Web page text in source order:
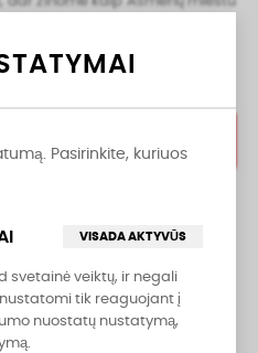
Dalintis
Pasirinkite, kuriuos
VISADA AKTYVŪS
svetainė veiktų, ir negali
tik reaguojant į
nuostatų nustatymą,